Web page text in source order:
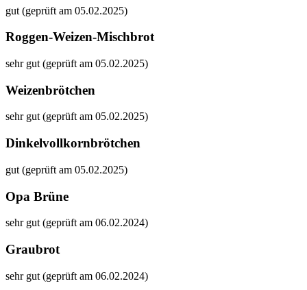
gut (geprüft am 05.02.2025)
Roggen-Weizen-Mischbrot
sehr gut (geprüft am 05.02.2025)
Weizenbrötchen
sehr gut (geprüft am 05.02.2025)
Dinkelvollkornbrötchen
gut (geprüft am 05.02.2025)
Opa Brüne
sehr gut (geprüft am 06.02.2024)
Graubrot
sehr gut (geprüft am 06.02.2024)